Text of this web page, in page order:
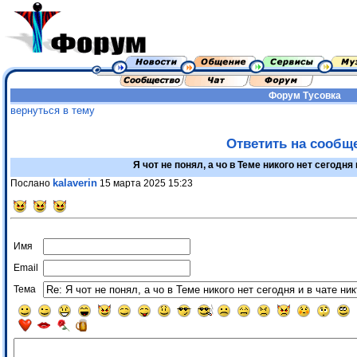
Форум Тусовка
вернуться в тему
Ответить на
Я чот не понял, а чо в Теме никого нет сегодня
Послано kalaverin 15 марта 2025 15:23
Имя
Email
Тема